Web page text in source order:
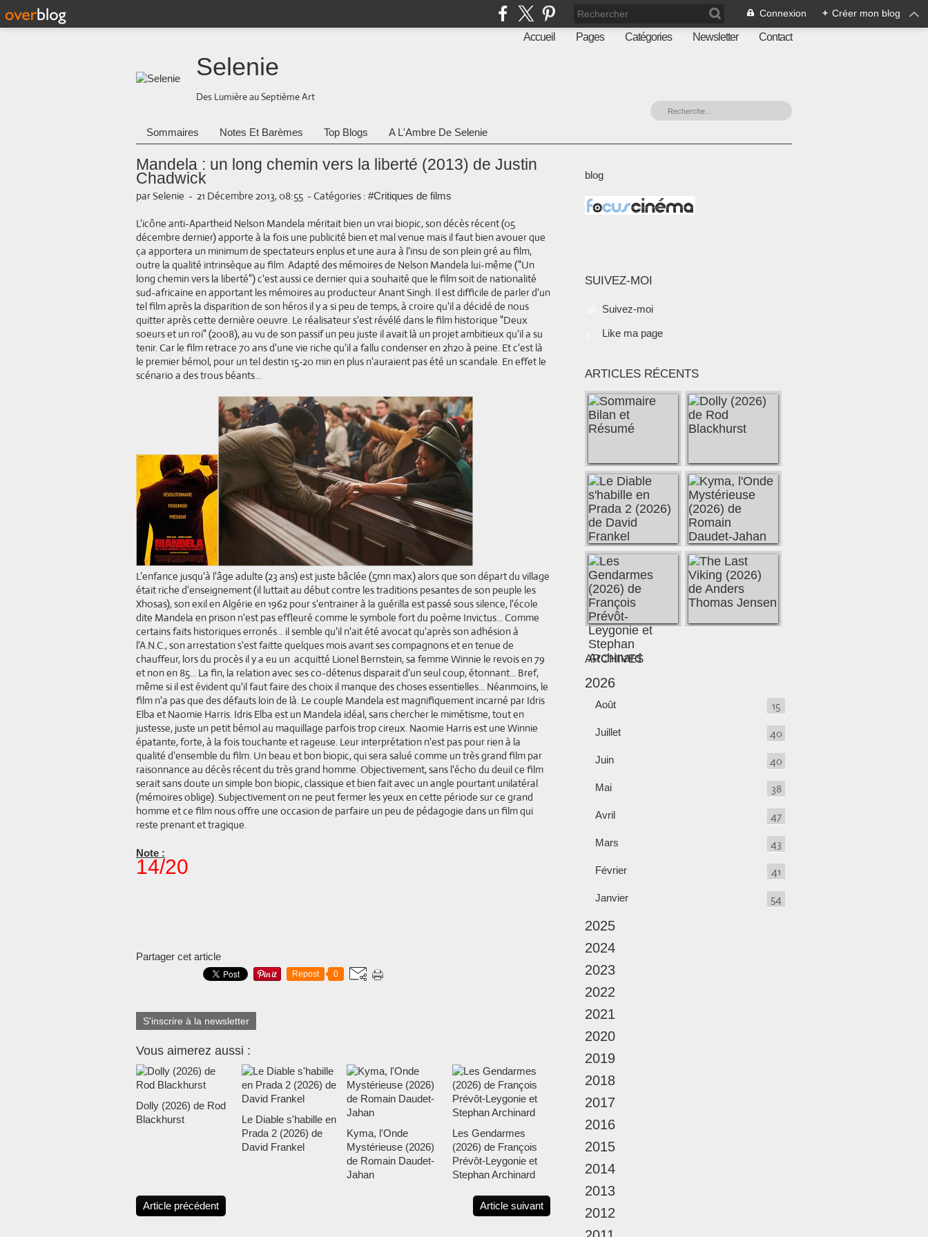
Connexion + Créer mon blog
Accueil Pages Catégories Newsletter Contact
Selenie
Des Lumière au Septième Art
Sommaires Notes Et Barèmes Top Blogs A L'Ambre De Selenie
Mandela : un long chemin vers la liberté (2013) de Justin
Chadwick
par Selenie - 21 Décembre 2013, 08:55 - Catégories : #Critiques de films
L'icône anti-Apartheid Nelson Mandela méritait bien un vrai biopic, son décès récent (05
décembre dernier) apporte à la fois une publicité bien et mal venue mais il faut bien avouer que
ça apportera un minimum de spectateurs enplus et une aura à l'insu de son plein gré au film,
outre la qualité intrinsèque au film. Adapté des mémoires de Nelson Mandela lui-même ("Un
long chemin vers la liberté") c'est aussi ce dernier qui a souhaité que le film soit de nationalité
sud-africaine en apportant les mémoires au producteur Anant Singh. Il est difficile de parler d'un
tel film après la disparition de son héros il y a si peu de temps, à croire qu'il a décidé de nous
quitter après cette dernière oeuvre. Le réalisateur s'est révélé dans le film historique "Deux
soeurs et un roi" (2008), au vu de son passif un peu juste il avait là un projet ambitieux qu'il a su
tenir. Car le film retrace 70 ans d'une vie riche qu'il a fallu condenser en 2h20 à peine. Et c'est là
le premier bémol, pour un tel destin 15-20 min en plus n'auraient pas été un scandale. En effet le
scénario a des trous béants...
L'enfance jusqu'à l'âge adulte (23 ans) est juste bâclée (5mn max) alors que son départ du village
était riche d'enseignement (il luttait au début contre les traditions pesantes de son peuple les
Xhosas), son exil en Algérie en 1962 pour s'entrainer à la guérilla est passé sous silence, l'école
dite Mandela en prison n'est pas effleuré comme le symbole fort du poème Invictus... Comme
certains faits historiques erronés... il semble qu'il n'ait été avocat qu'après son adhésion à
l'A.N.C., son arrestation s'est faitte quelques mois avant ses compagnons et en tenue de
chauffeur, lors du procès il y a eu un acquitté Lionel Bernstein, sa femme Winnie le revois en 79
et non en 85... La fin, la relation avec ses co-détenus disparait d'un seul coup, étonnant... Bref,
même si il est évident qu'il faut faire des choix il manque des choses essentielles... Néanmoins, le
film n'a pas que des défauts loin de là. Le couple Mandela est magnifiquement incarné par Idris
Elba et Naomie Harris. Idris Elba est un Mandela idéal, sans chercher le mimétisme, tout en
justesse, juste un petit bémol au maquillage parfois trop cireux. Naomie Harris est une Winnie
épatante, forte, à la fois touchante et rageuse. Leur interprétation n'est pas pour rien à la
qualité d'ensemble du film. Un beau et bon biopic, qui sera salué comme un très grand film par
raisonnance au décès récent du très grand homme. Objectivement, sans l'écho du deuil ce film
serait sans doute un simple bon biopic, classique et bien fait avec un angle pourtant unilatéral
(mémoires oblige). Subjectivement on ne peut fermer les yeux en cette période sur ce grand
homme et ce film nous offre une occasion de parfaire un peu de pédagogie dans un film qui
reste prenant et tragique.
Note :
14/20
Partager cet article
Repost 0
S'inscrire à la newsletter
Vous aimerez aussi :
Dolly (2026) de Rod
Blackhurst
Le Diable s'habille en
Prada 2 (2026) de
David Frankel
Kyma, l'Onde
Mystérieuse (2026)
de Romain Daudet-
Jahan
Les Gendarmes
(2026) de François
Prévôt-Leygonie et
Stephan Archinard
Article précédent Article suivant
blog
SUIVEZ-MOI
Suivez-moi
Like ma page
ARTICLES RÉCENTS
ARCHIVES
2026
Août 15
Juillet 40
Juin 40
Mai 38
Avril 47
Mars 43
Février 41
Janvier 54
2025
2024
2023
2022
2021
2020
2019
2018
2017
2016
2015
2014
2013
2012